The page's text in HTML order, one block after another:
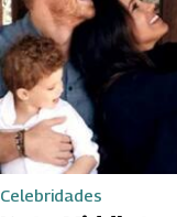
Celebridades